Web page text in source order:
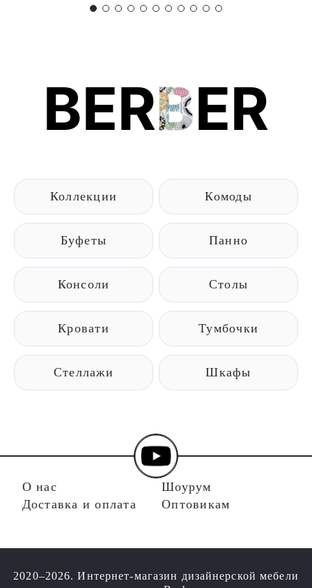
BERBER
Коллекции Комоды
Буфеты Панно
Консоли Столы
Кровати Тумбочки
Стеллажи Шкафы
О нас
Доставка и оплата
Шоурум
Оптовикам
2020–2026. Интернет-магазин дизайнерской мебели